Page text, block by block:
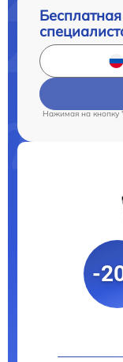
Нажимая на кнопку
-